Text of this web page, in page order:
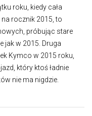
roku, kiedy cała
rocznik 2015, to
próbując stare
jak w 2015. Druga
Kymco w 2015 roku,
który ktoś ładnie
nie ma nigdzie.